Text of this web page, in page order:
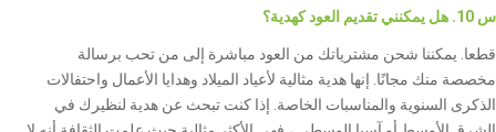
س 10. هل يمكنني تقديم العود كهدية؟
قطعا. يمكننا شحن مشترياتك من العود مباشرة إلى من تحب برسالة
مخصصة منك مجانًا. إنها هدية مثالية لأعياد الميلاد وهدايا الأعمال واحتفالات
الذكرى السنوية والمناسبات الخاصة. إذا كنت تبحث عن هدية لنظيرك في